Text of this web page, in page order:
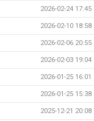
2026-02-24 17:45
2026-02-10 18:58
2026-02-06 20:55
2026-02-03 19:04
2026-01-25 16:01
2026-01-25 15:38
2025-12-21 20:08